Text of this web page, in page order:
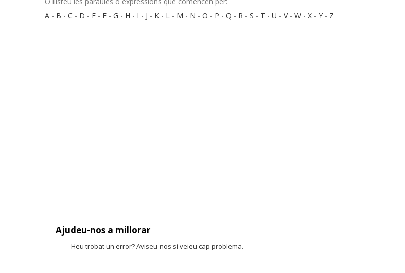
A - B - C - D - E - F - G - H - I - J - K - L - M - N - O - P - Q - R - S - T - U - V- W - X - Y - Z
Ajudeu-nos a millorar
Heu trobat un error? Aviseu-nos si veieu cap problema.